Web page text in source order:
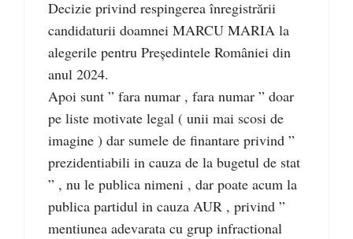
Decizie privind respingerea înregistrării
candidaturii doamnei MARCU MARIA la
alegerile pentru Președintele României din
anul 2024.
Apoi sunt ” fara numar , fara numar ” doar
pe liste motivate legal ( unii mai scosi de
imagine ) dar sumele de finantare privind ”
prezidentiabili in cauza de la bugetul de stat
” , nu le publica nimeni , dar poate acum la
publica partidul in cauza AUR , privind ”
mentiunea adevarata cu grup infractional